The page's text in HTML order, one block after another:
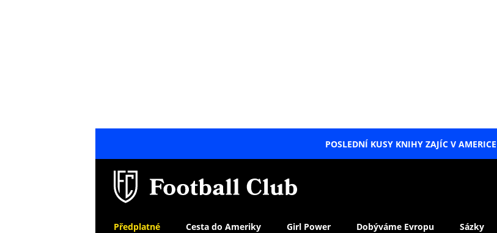
POSLEDNÍ KUSY KNIHY ZAJÍC V AMERICE
Předplatné Cesta do Ameriky Girl Power Dobýváme Evropu Sázky